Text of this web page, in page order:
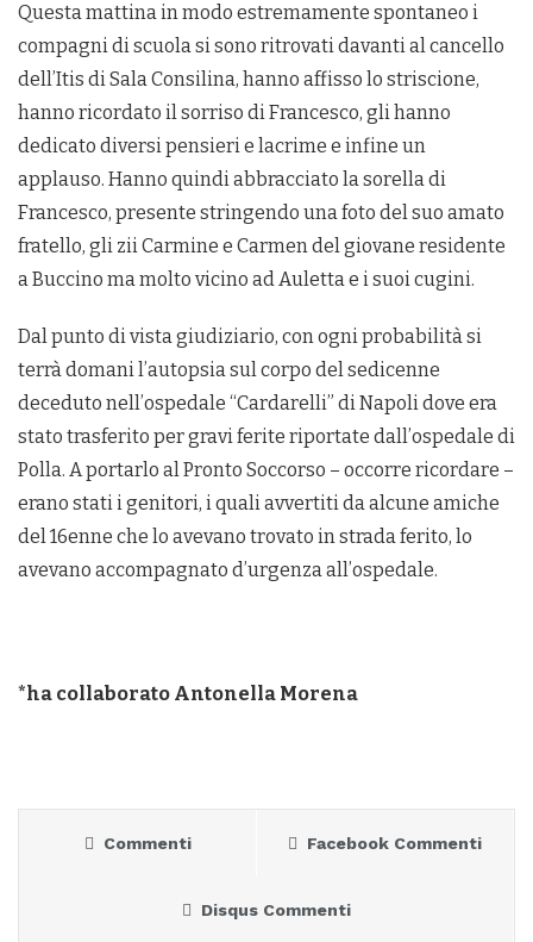
Questa mattina in modo estremamente spontaneo i
compagni di scuola si sono ritrovati davanti al cancello
dell’Itis di Sala Consilina, hanno affisso lo striscione,
hanno ricordato il sorriso di Francesco, gli hanno
dedicato diversi pensieri e lacrime e infine un
applauso. Hanno quindi abbracciato la sorella di
Francesco, presente stringendo una foto del suo amato
fratello, gli zii Carmine e Carmen del giovane residente
a Buccino ma molto vicino ad Auletta e i suoi cugini.
Dal punto di vista giudiziario, con ogni probabilità si
terrà domani l’autopsia sul corpo del sedicenne
deceduto nell’ospedale “Cardarelli” di Napoli dove era
stato trasferito per gravi ferite riportate dall’ospedale di
Polla. A portarlo al Pronto Soccorso – occorre ricordare –
erano stati i genitori, i quali avvertiti da alcune amiche
del 16enne che lo avevano trovato in strada ferito, lo
avevano accompagnato d’urgenza all’ospedale.
*ha collaborato Antonella Morena
Commenti Facebook Commenti
Disqus Commenti